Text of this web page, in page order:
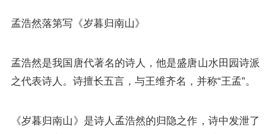
孟浩然落第写《岁暮归南山》
孟浩然是我国唐代著名的诗人，他是盛唐山水田园诗派
之代表诗人。诗擅长五言，与王维齐名，并称“王孟”。
《岁暮归南山》是诗人孟浩然的归隐之作，诗中发泄了